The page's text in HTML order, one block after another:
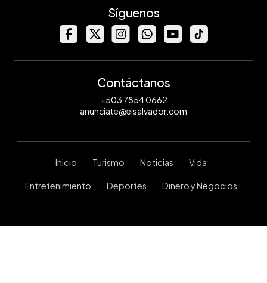
Síguenos
Contáctanos
+503 7854 0662
anunciate@elsalvador.com
Inicio Turismo Noticias Vida
Entretenimiento Deportes Dinero y Negocios